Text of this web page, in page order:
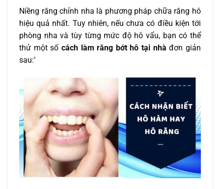
Niềng răng chỉnh nha là phương pháp chữa răng hô
hiệu quả nhất. Tuy nhiên, nếu chưa có điều kiện tới
phòng nha và tùy từng mức độ hô vẩu, bạn có thể
thử một số cách làm răng bớt hô tại nhà đơn giản
sau:’